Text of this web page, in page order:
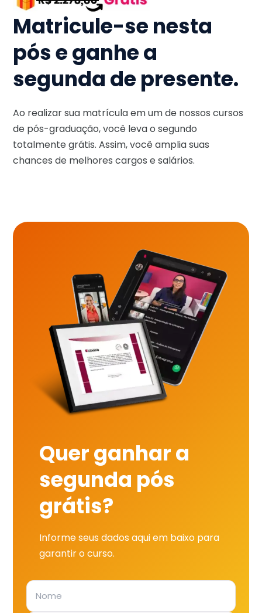
Matricule-se nesta
pós e ganhe a
segunda de presente.
Ao realizar sua matrícula em um de nossos cursos
de pós-graduação, você leva o segundo
totalmente grátis. Assim, você amplia suas
chances de melhores cargos e salários.
Quer ganhar a
segunda pós
grátis?
Informe seus dados aqui em baixo para
garantir o curso.